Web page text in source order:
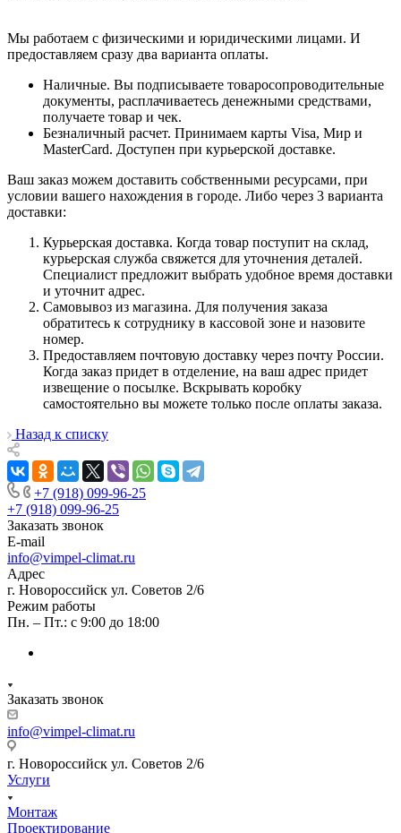
Мы работаем с физическими и юридическими лицами. И
предоставляем сразу два варианта оплаты.
Наличные. Вы подписываете товаросопроводительные
документы, расплачиваетесь денежными средствами,
получаете товар и чек.
Безналичный расчет. Принимаем карты Visa, Мир и
MasterCard. Доступен при курьерской доставке.
Ваш заказ можем доставить собственными ресурсами, при
условии вашего нахождения в городе. Либо через 3 варианта
доставки:
Курьерская доставка. Когда товар поступит на склад,
курьерская служба свяжется для уточнения деталей.
Специалист предложит выбрать удобное время доставки
и уточнит адрес.
Самовывоз из магазина. Для получения заказа
обратитесь к сотруднику в кассовой зоне и назовите
номер.
Предоставляем почтовую доставку через почту России.
Когда заказ придет в отделение, на ваш адрес придет
извещение о посылке. Вскрывать коробку
самостоятельно вы можете только после оплаты заказа.
Назад к списку
+7 (918) 099-96-25
+7 (918) 099-96-25
Заказать звонок
E-mail
info@vimpel-climat.ru
Адрес
г. Новороссийск ул. Советов 2/6
Режим работы
Пн. – Пт.: с 9:00 до 18:00
Заказать звонок
info@vimpel-climat.ru
г. Новороссийск ул. Советов 2/6
Услуги
Монтаж
Проектирование